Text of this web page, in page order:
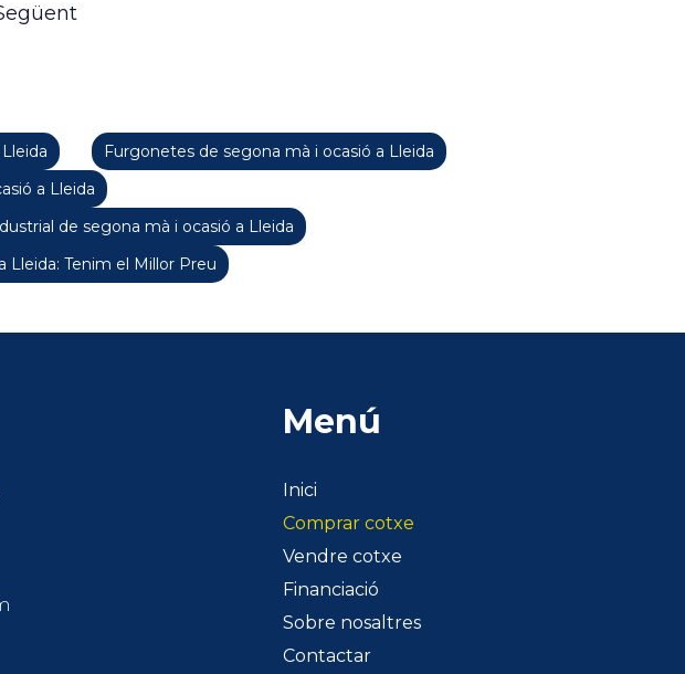
Furgonetes de segona mà i ocasió a Lleida
a Lleida
de segona mà i ocasió a Lleida
Lleida: Tenim el Millor Preu
Menú
Inici
Comprar cotxe
Vendre cotxe
Financiació
Sobre nosaltres
Contactar